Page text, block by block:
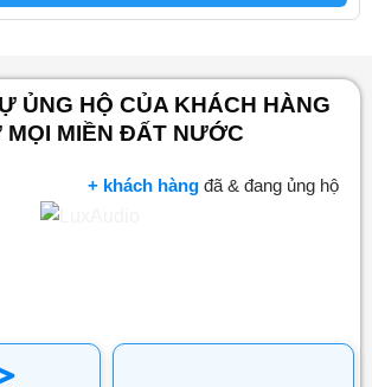
ỦNG HỘ CỦA KHÁCH HÀNG
MỌI MIỀN ĐẤT NƯỚC
+ khách hàng đã & đang ủng hộ